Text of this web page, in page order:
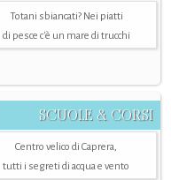
Totani sbiancati? Nei piatti
di pesce c'è un mare di trucchi
SCUOLE & CORSI
Centro velico di Caprera,
tutti i segreti di acqua e vento